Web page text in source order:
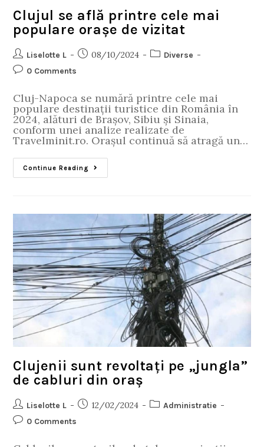
Clujul se află printre cele mai
populare orașe de vizitat
Liselotte L 08/10/2024
Diverse
0 Comments
Cluj-Napoca se numără printre cele mai
populare destinații turistice din România în
2024, alături de Brașov, Sibiu și Sinaia,
conform unei analize realizate de
Travelminit.ro. Orașul continuă să atragă un…
Continue Reading
Clujenii sunt revoltați pe „jungla”
de cabluri din oraș
Liselotte L 12/02/2024
Administratie
0 Comments